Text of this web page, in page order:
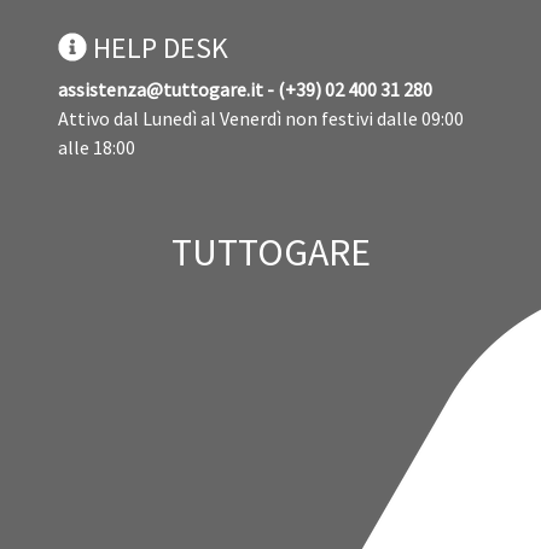
HELP DESK
assistenza@tuttogare.it - (+39) 02 400 31 280
Attivo dal Lunedì al Venerdì non festivi dalle 09:00
alle 18:00
TUTTOGARE